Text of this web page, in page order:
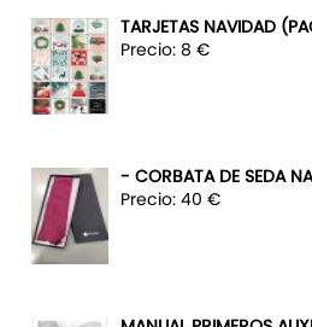
TARJETAS NAVIDAD
Precio: 8 €
- CORBATA DE SEDA
Precio: 40 €